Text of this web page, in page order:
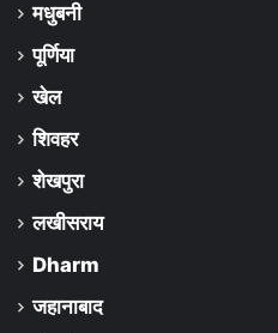
मधुबनी
पूर्णिया
खेल
शिवहर
शेखपुरा
लखीसराय
Dharm
जहानाबाद